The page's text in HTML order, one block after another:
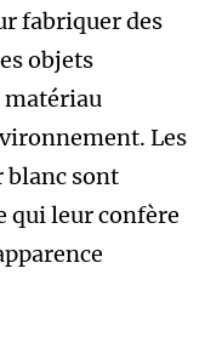
fabriquer des
objets
matériau
Les
blanc sont
qui leur confère